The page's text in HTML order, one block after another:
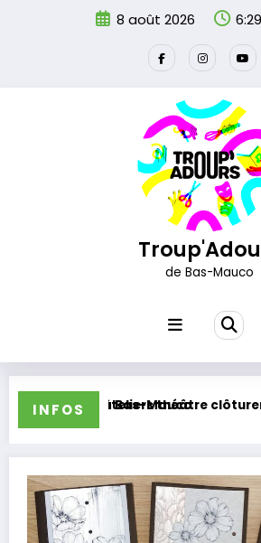
8 août 2026
de Bas-Mauco
INFOS
Mauco
théâtre clôturent leur saison